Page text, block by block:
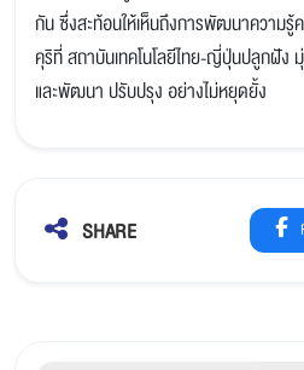
กัน ซึ่งสะท้อนให้เห็นถึงการพัฒนาความ
คุริที่ สถาบันเทคโนโลยีไทย-ญี่ปุ่นปลูกฝัง
และพัฒนา ปรับปรุง อย่างไม่หยุดยั้ง
SHARE